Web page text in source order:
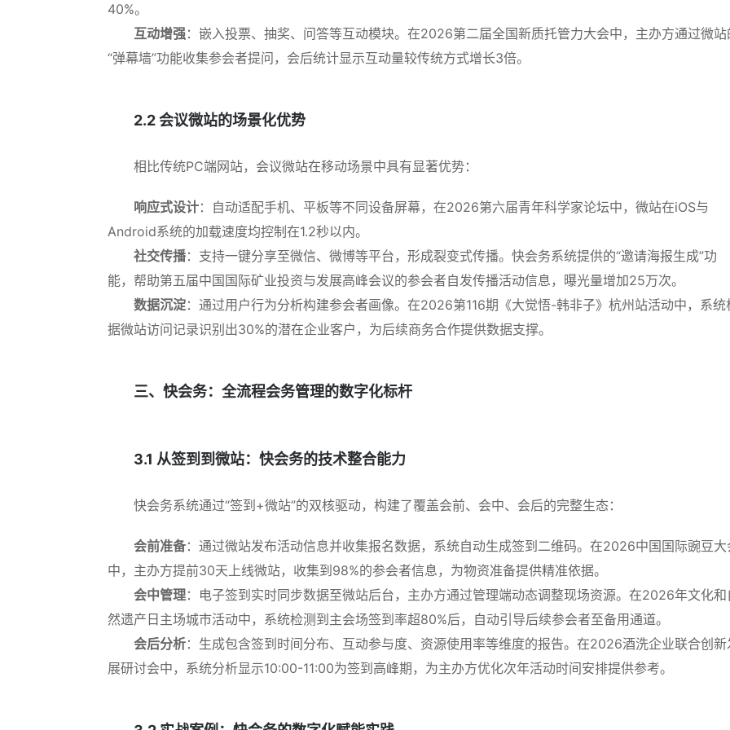
40%。
互动增强：嵌入投票、抽奖、问答等互动模块。在2026第二届全国新质托管力大会中，主办方通过微站
“弹幕墙”功能收集参会者提问，会后统计显示互动量较传统方式增长3倍。
2.2 会议微站的场景化优势
相比传统PC端网站，会议微站在移动场景中具有显著优势：
响应式设计：自动适配手机、平板等不同设备屏幕，在2026第六届青年科学家论坛中，微站在iOS与
Android系统的加载速度均控制在1.2秒以内。
社交传播：支持一键分享至微信、微博等平台，形成裂变式传播。快会务系统提供的“邀请海报生成”功
能，帮助第五届中国国际矿业投资与发展高峰会议的参会者自发传播活动信息，曝光量增加25万次。
数据沉淀：通过用户行为分析构建参会者画像。在2026第116期《大觉悟-韩非子》杭州站活动中，系统
据微站访问记录识别出30%的潜在企业客户，为后续商务合作提供数据支撑。
三、快会务：全流程会务管理的数字化标杆
3.1 从签到到微站：快会务的技术整合能力
快会务系统通过“签到+微站”的双核驱动，构建了覆盖会前、会中、会后的完整生态：
会前准备：通过微站发布活动信息并收集报名数据，系统自动生成签到二维码。在2026中国国际豌豆大
中，主办方提前30天上线微站，收集到98%的参会者信息，为物资准备提供精准依据。
会中管理：电子签到实时同步数据至微站后台，主办方通过管理端动态调整现场资源。在2026年文化和
然遗产日主场城市活动中，系统检测到主会场签到率超80%后，自动引导后续参会者至备用通道。
会后分析：生成包含签到时间分布、互动参与度、资源使用率等维度的报告。在2026酒洗企业联合创新
展研讨会中，系统分析显示10:00-11:00为签到高峰期，为主办方优化次年活动时间安排提供参考。